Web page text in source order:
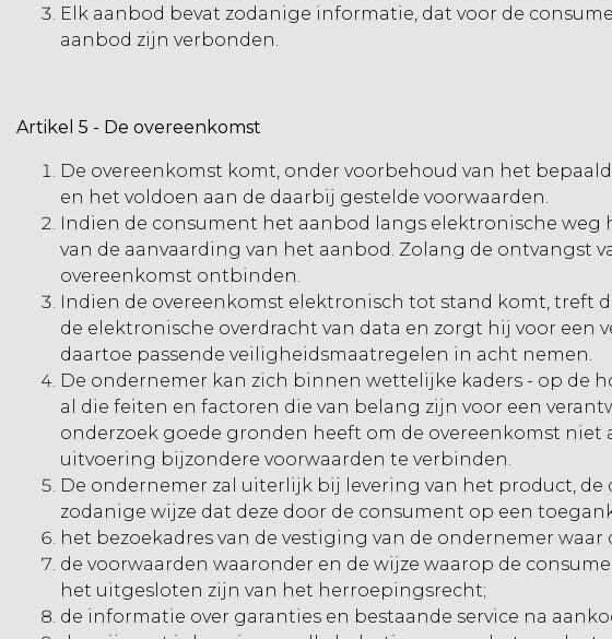
Elk aanbod bevat zodanige informatie, dat voor de
aanbod zijn verbonden.
Artikel 5 - De overeenkomst
De overeenkomst komt, onder voorbehoud van het
en het voldoen aan de daarbij gestelde voorwaarden.
Indien de consument het aanbod langs elektronische
van de aanvaarding van het aanbod. Zolang de ontvangst
overeenkomst ontbinden.
Indien de overeenkomst elektronisch tot stand komt, treft
de elektronische overdracht van data en zorgt hij voor
daartoe passende veiligheidsmaatregelen in acht nemen.
De ondernemer kan zich binnen wettelijke kaders - op de
al die feiten en factoren die van belang zijn voor een
onderzoek goede gronden heeft om de overeenkomst
uitvoering bijzondere voorwaarden te verbinden.
De ondernemer zal uiterlijk bij levering van het product,
zodanige wijze dat deze door de consument op een
het bezoekadres van de vestiging van de ondernemer
de voorwaarden waaronder en de wijze waarop de
het uitgesloten zijn van het herroepingsrecht;
de informatie over garanties en bestaande service na